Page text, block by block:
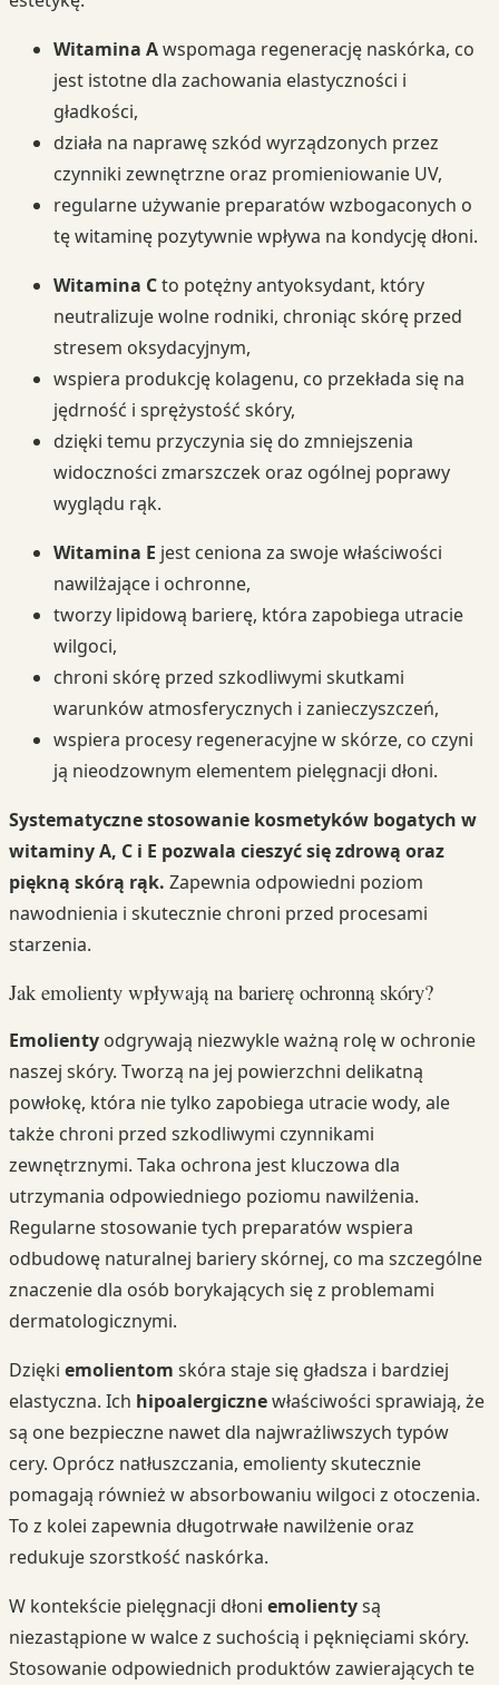
Witamina Awspomaga regenerację naskórka, co
jest istotne dla zachowania elastyczności i
gładkości,
działa na naprawę szkód wyrządzonych przez
czynniki zewnętrzne oraz promieniowanie UV,
regularne używanie preparatów wzbogaconych o
tę witaminę pozytywnie wpływa na kondycję dłoni.
Witamina Cto potężny antyoksydant, który
neutralizuje wolne rodniki, chroniąc skórę przed
stresem oksydacyjnym,
wspiera produkcję kolagenu, co przekłada się na
jędrność i sprężystość skóry,
dzięki temu przyczynia się do zmniejszenia
widoczności zmarszczek oraz ogólnej poprawy
wyglądu rąk.
Witamina E jest ceniona za swoje właściwości
nawilżające i ochronne,
tworzy lipidową barierę, która zapobiega utracie
wilgoci,
chroni skórę przed szkodliwymi skutkami
warunków atmosferycznych i zanieczyszczeń,
wspiera procesy regeneracyjne w skórze, co czyni
ją nieodzownym elementem pielęgnacji dłoni.
Systematyczne stosowanie kosmetyków bogatych w
witaminy A, C i E pozwala cieszyć się zdrową oraz
piękną skórą rąk. Zapewnia odpowiedni poziom
nawodnienia i skutecznie chroni przed procesami
starzenia.
Jak emolienty wpływają na barierę ochronną skóry?
Emolienty odgrywają niezwykle ważną rolę w ochronie
naszej skóry. Tworzą na jej powierzchni delikatną
powłokę, która nie tylko zapobiega utracie wody, ale
także chroni przed szkodliwymi czynnikami
zewnętrznymi. Taka ochrona jest kluczowa dla
utrzymania odpowiedniego poziomu nawilżenia.
Regularne stosowanie tych preparatów wspiera
odbudowę naturalnej bariery skórnej, co ma szczególne
znaczenie dla osób borykających się z problemami
dermatologicznymi.
Dzięki emolientom skóra staje się gładsza i bardziej
elastyczna. Ich hipoalergicznewłaściwości sprawiają, że
są one bezpieczne nawet dla najwrażliwszych typów
cery. Oprócz natłuszczania, emolienty skutecznie
pomagają również w absorbowaniu wilgoci z otoczenia.
To z kolei zapewnia długotrwałe nawilżenie oraz
redukuje szorstkość naskórka.
W kontekście pielęgnacji dłoni emolientysą
niezastąpione w walce z suchością i pęknięciami skóry.
Stosowanie odpowiednich produktów zawierających te